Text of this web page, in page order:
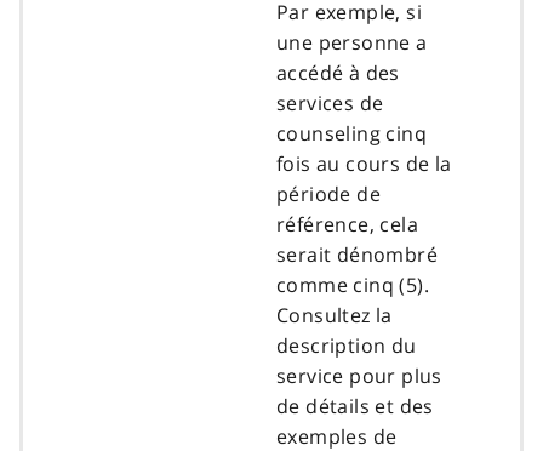
Par exemple, si
une personne a
accédé à des
services de
counseling cinq
fois au cours de la
période de
référence, cela
serait dénombré
comme cinq (5).
Consultez la
description du
service pour plus
de détails et des
exemples de